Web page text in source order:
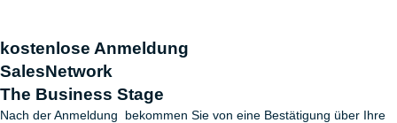
kostenlose Anmeldung
SalesNetwork
The Business Stage
Nach der Anmeldung bekommen Sie von eine Bestätigung über Ihre